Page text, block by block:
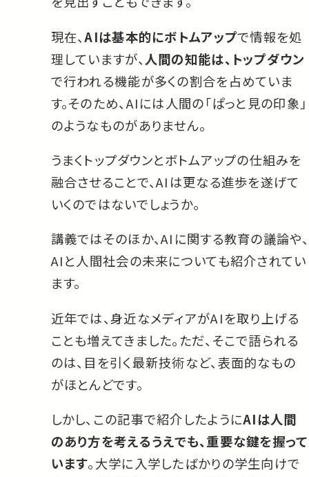
現在、AIは基本的にボトムアップで情報を処
理していますが、 人間の知能は、トップダウン
で行われる機能が多くの割合を占めていま
す。そのため、AIには人間の「ぱっと見の印象」
のようなものがありません。
うまくトップダウンとボトムアップの仕組みを
融合させることで、AIは更なる進歩を遂げて
いくのではないでしょうか。
講義ではそのほか、AIに関する教育の議論や、
AIと人間社会の未来についても紹介されてい
ます。
近年では、身近なメディアがAIを取り上げる
ことも増えてきました。ただ、そこで語られる
のは、目を引く最新技術など、表面的なもの
がほとんどです。
しかし、この記事で紹介したようにAIは人間
のあり方を考えるうえでも、重要な鍵を握って
います。大学に入学したばかりの学生向けで